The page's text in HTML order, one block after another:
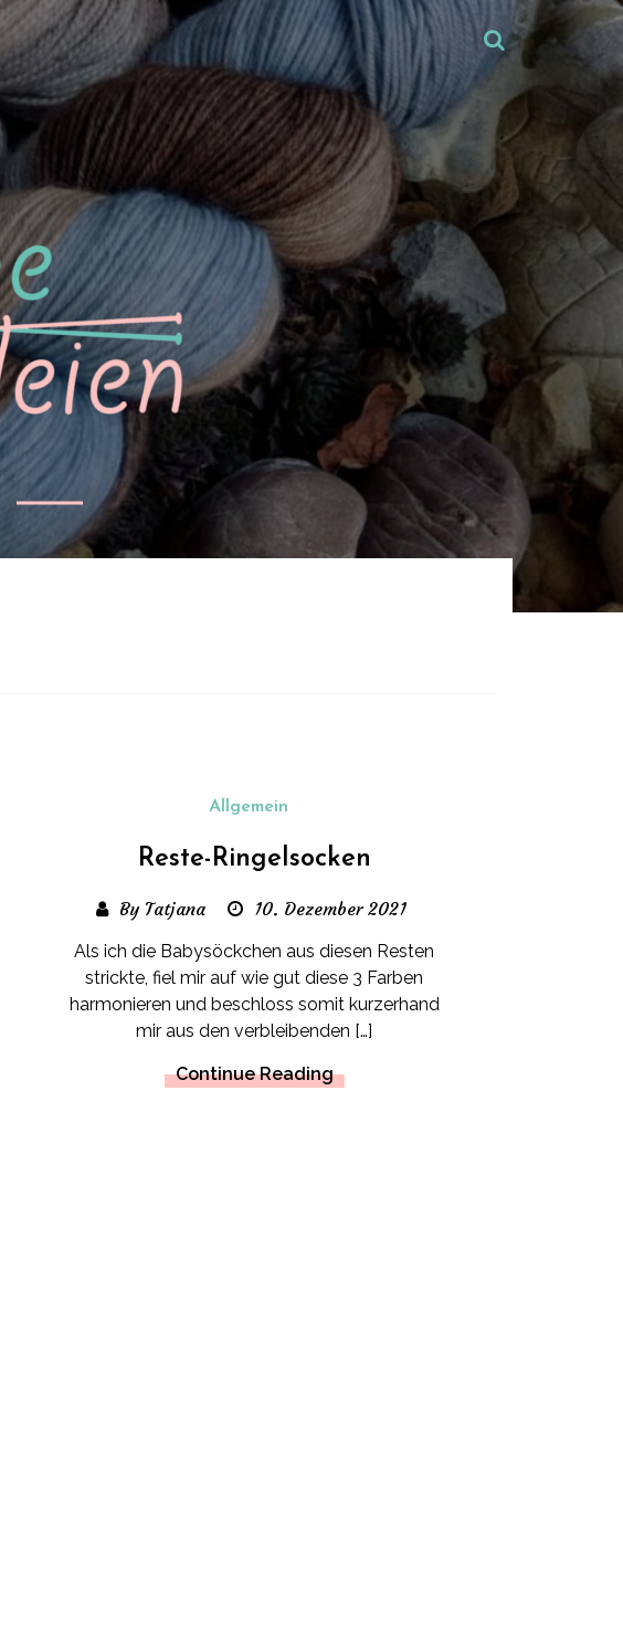
Allgemein
Reste-Ringelsocken
By Tatjana 10. Dezember 2021
Als ich die Babysöckchen aus diesen Resten
strickte, fiel mir auf wie gut diese 3 Farben
harmonieren und beschloss somit kurzerhand
mir aus den verbleibenden […]
Continue Reading